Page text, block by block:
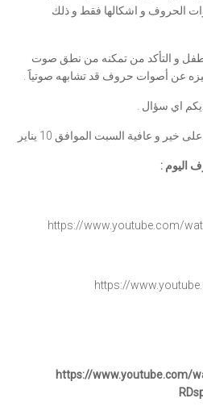
الحروف و اشكالها فقط و ذلك
و التأكد من تمكنه من نطق صوت
عن أصوات حروف قد تشابهه صوتياََ .
اي سؤال .
و عافية السبت الموافق 10 يناير
:
https://www.youtube.com/
https://
https://www.youtube.com/